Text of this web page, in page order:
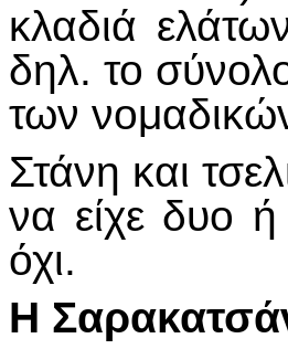
κλαδιά
δηλ. το
των
Στάνη και
να είχε δυο ή
όχι.
Η